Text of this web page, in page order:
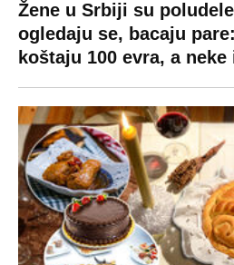
Žene u Srbiji su
ogledaju se, bacaju
koštaju 100 evra, a neke